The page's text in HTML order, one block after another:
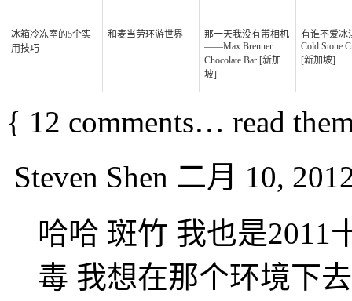
冰箱冷冻室的5个实
用技巧
和麦当劳环游世界
那一天我没有带相机
——Max Brenner
Chocolate Bar [新加
坡]
有谁不爱
Cold Stone
[新加坡]
{ 12 comments… read
Steven Shen 二月 10,
哈哈 斑竹 我也是2011
毒 我想在那个环境下